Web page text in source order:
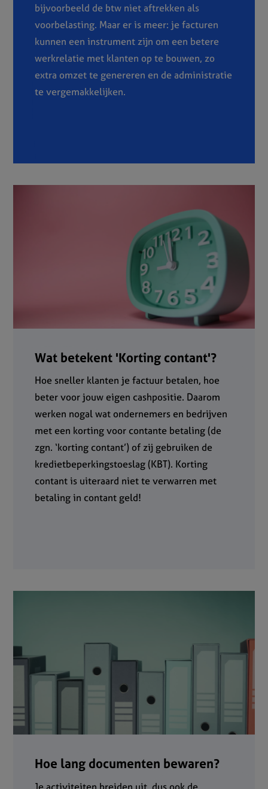
bijvoorbeeld de btw niet aftrekken als
voorbelasting. Maar er is meer: je facturen
kunnen een instrument zijn om een betere
werkrelatie met klanten op te bouwen, zo
extra omzet te genereren en de administratie
te vergemakkelijken.
Wat betekent 'Korting contant'?
Hoe sneller klanten je factuur betalen, hoe
beter voor jouw eigen cashpositie. Daarom
werken nogal wat ondernemers en bedrijven
met een korting voor contante betaling (de
zgn. ‘korting contant’) of zij gebruiken de
kredietbeperkingstoeslag (KBT). Korting
contant is uiteraard niet te verwarren met
betaling in contant geld!
Hoe lang documenten bewaren?